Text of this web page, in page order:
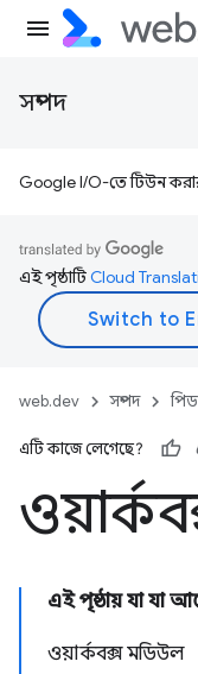
সম্পদ
Google I/O-তে টিউন
এই পৃষ্ঠাটিCloud
web.dev সম্পদ
এটি কাজে লেগেছে?
এই পৃষ্ঠায় যা যা
ওয়ার্কবক্স মডিউল